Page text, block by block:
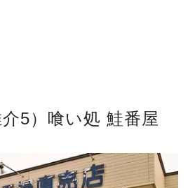
5）喰い処 鮭番屋